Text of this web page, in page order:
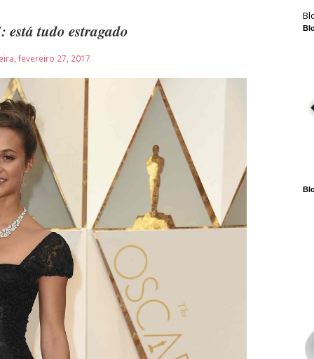
está tudo estragado
fevereiro 27, 2017